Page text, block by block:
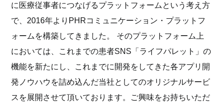
に医療従事者につなげるプラットフォームという考え方
で、2016年よりPHRコミュニケーション・プラットフ
ォームを構築してきました。
そのプラットフォーム上
においては、これまでの患者SNS「ライフパレット」の
機能を新たにし、これまでに開発をしてきた各アプリ開
発ノウハウを詰め込んだ当社としてのオリジナルサービ
スを展開させて頂いております。ご興味をお持ちいただ